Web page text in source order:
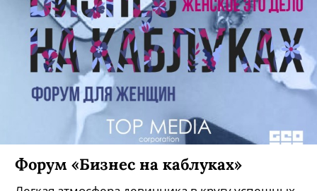
Форум «Бизнес на каблуках»